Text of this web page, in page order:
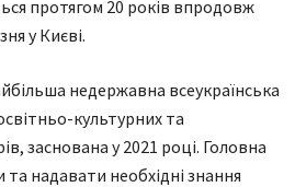
протягом 20 років впродовж
у Києві.
недержавна всеукраїнська
культурних та
заснована у 2021 році. Головна
та надавати необхідні знання